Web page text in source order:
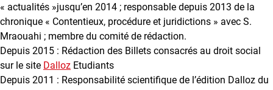
« actualités »jusqu’en 2014 ; responsable depuis 2013 de la
chronique « Contentieux, procédure et juridictions » avec S.
Mraouahi ; membre du comité de rédaction.
Depuis 2015 : Rédaction des Billets consacrés au droit social
sur le site Dalloz Etudiants
Depuis 2011 : Responsabilité scientifique de l’édition Dalloz du